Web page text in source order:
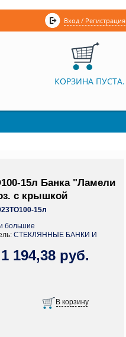
Вход / Регистрация
КОРЗИНА ПУСТА.
15л Банка "Ламели
с крышкой
15л
большие
СТЕКЛЯННЫЕ БАНКИ И
1 194,38 руб.